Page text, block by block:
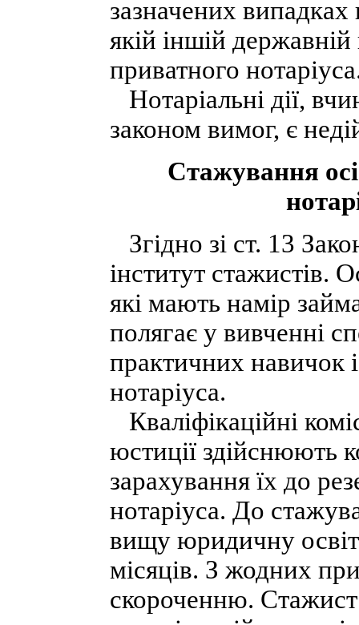
зазначених випадках
якій іншій
приватного
Нотаріальні дії,
законом вимог, є
Стажування
Згідно зі ст. 13
інститут стажистів.
які мають намір
полягає у вивченні
практичних навичок і
нотаріуса.
Кваліфікаційні
юстиції здійснюють
зарахування їх до
нотаріуса. До
вищу юридичну
місяців. З жодних
скороченню.